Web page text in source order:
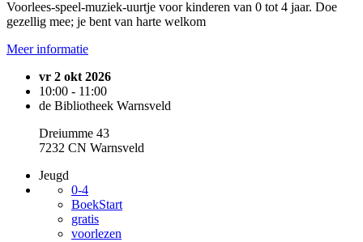
Voorlees-speel-muziek-uurtje voor kinderen van 0 tot 4 jaar. Doe
gezellig mee; je bent van harte welkom
Meer informatie
vr 2 okt 2026
10:00 - 11:00
de Bibliotheek Warnsveld
Dreiumme 43
7232 CN Warnsveld
Jeugd
0-4
BoekStart
gratis
voorlezen